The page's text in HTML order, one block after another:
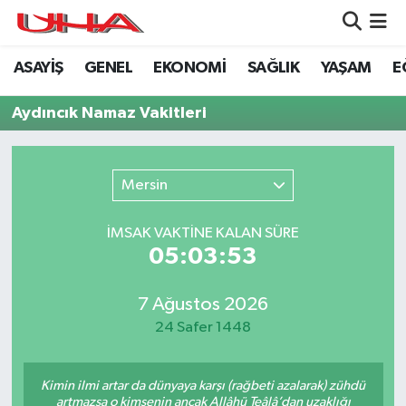
ASAYİŞ GENEL EKONOMİ SAĞLIK YAŞAM
Aydıncık Namaz Vakitleri
Mersin
İMSAK VAKTİNE KALAN SÜRE
05:03:53
7 Ağustos 2026
24 Safer 1448
Kimin ilmi artar da dünyaya karşı (rağbeti azalarak) zühdü
artmazsa o kimsenin ancak Allâhü Teâlâ’dan uzaklığı
ASAYİŞ
GÜNDEM
LEZETLERİMİZ
EĞİTİM
Nöbetçi Eczaneler
Hava Durumu
Puan Durumu ve Fikstür
Tüm Manşetler
Haber Arşivi